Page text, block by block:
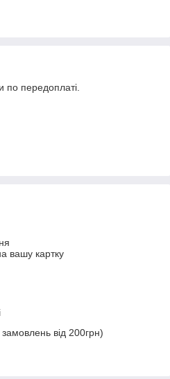
по передоплаті.
вашу картку
від 200грн)